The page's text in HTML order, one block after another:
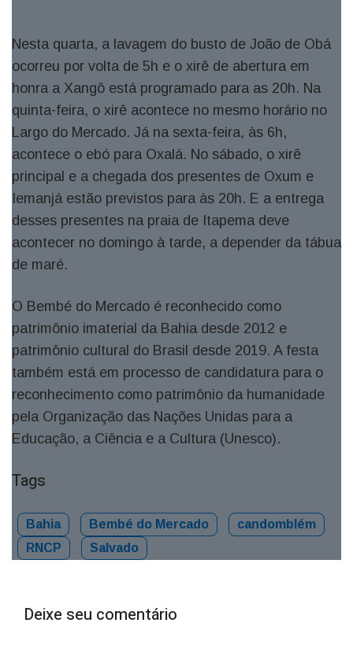
Nesta quarta, a lavagem do busto de João de Obá
ocorreu por volta de 5h e o xirê de abertura em
honra a Xangô está programado para as 20h. Na
quinta-feira, o xirê acontece no mesmo horário no
Largo do Mercado. Já na sexta-feira, às 6h,
acontece o ebó para Oxalá. No sábado, o xirê
principal e a chegada dos presentes de Oxum e
Iemanjá estão previstos para às 20h. E a entrega
desses presentes na praia de Itapema deve
acontecer no domingo à tarde, a depender da tábua
de maré.
O Bembé do Mercado é reconhecido como
patrimônio imaterial da Bahia desde 2012 e
patrimônio cultural do Brasil desde 2019. A festa
também está em processo de candidatura para o
reconhecimento como patrimônio da humanidade
pela Organização das Nações Unidas para a
Educação, a Ciência e a Cultura (Unesco).
Tags
Bahia Bembé do Mercado
candomblém
RNCP
Salvado
Deixe seu comentário